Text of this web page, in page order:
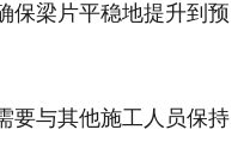
保梁片平稳地提升到预
与其他施工人员保持